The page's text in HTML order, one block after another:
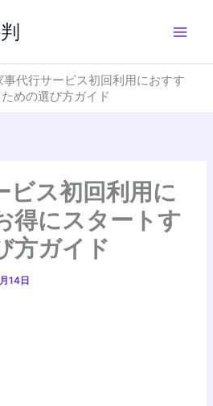
事代行サービス初回利用におすす
めの選び方ガイド
ビス初回利用に
得にスタートす
方ガイド
14日